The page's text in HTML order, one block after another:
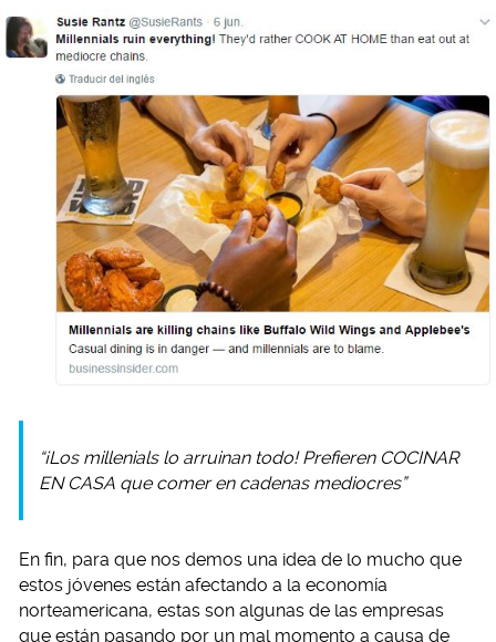
“¡Los millenials lo arruinan todo! Prefieren COCINAR
EN CASA que comer en cadenas mediocres”
En fin, para que nos demos una idea de lo mucho que
estos jóvenes están afectando a la economía
norteamericana, estas son algunas de las empresas
que están pasando por un mal momento a causa de